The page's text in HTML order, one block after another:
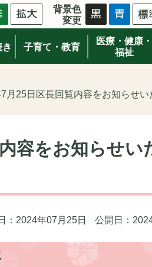
背景色
変更
き 子育て・教育
医療・健康・
福祉
月25日区長回覧内容をお知らせい
容をお知らせい
：2024年07月25日 公開日：